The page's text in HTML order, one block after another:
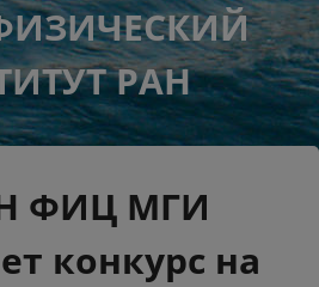
РАН
ФИЦ МГИ
конкурс на